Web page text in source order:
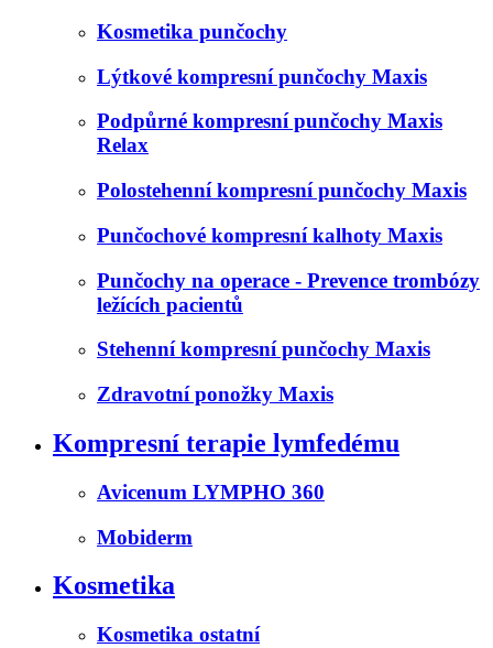
Kosmetika punčochy
Lýtkové kompresní punčochy Maxis
Podpůrné kompresní punčochy Maxis
Relax
Polostehenní kompresní punčochy Maxis
Punčochové kompresní kalhoty Maxis
Punčochy na operace - Prevence trombózy
ležících pacientů
Stehenní kompresní punčochy Maxis
Zdravotní ponožky Maxis
Kompresní terapie lymfedému
Avicenum LYMPHO 360
Mobiderm
Kosmetika
Kosmetika ostatní